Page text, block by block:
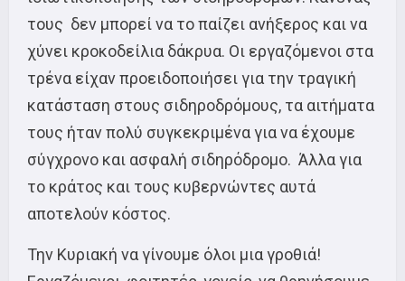
τους δεν μπορεί να το παίζει ανήξερος και να
χύνει κροκοδείλια δάκρυα. Οι εργαζόμενοι στα
τρένα είχαν προειδοποιήσει για την τραγική
κατάσταση στους σιδηροδρόμους, τα αιτήματα
τους ήταν πολύ συγκεκριμένα για να έχουμε
σύγχρονο και ασφαλή σιδηρόδρομο. Άλλα για
το κράτος και τους κυβερνώντες αυτά
αποτελούν κόστος.
Την Κυριακή να γίνουμε όλοι μια γροθιά!